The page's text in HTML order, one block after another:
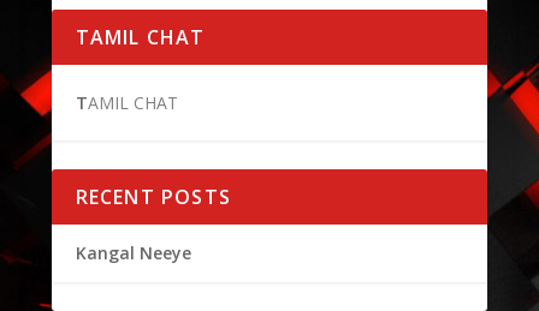
TAMIL CHAT
TAMIL CHAT
RECENT POSTS
Kangal Neeye